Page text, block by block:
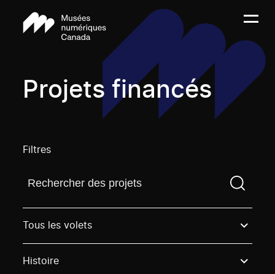
Projets financés
Filtres
Trouvez un projetVous devez saisir un terme de
Tous les volets
Histoire